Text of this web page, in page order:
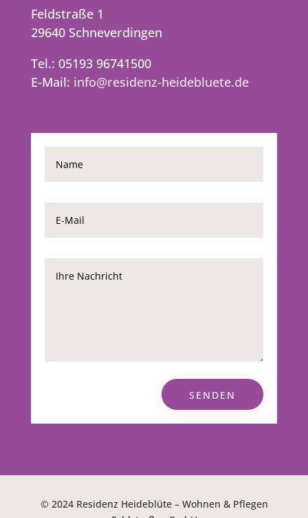
Feldstraße 1
29640 Schneverdingen
Tel.: 05193 96741500
E-Mail: info@residenz-heidebluete.de
SENDEN
© 2024 Residenz Heideblüte – Wohnen & Pflegen